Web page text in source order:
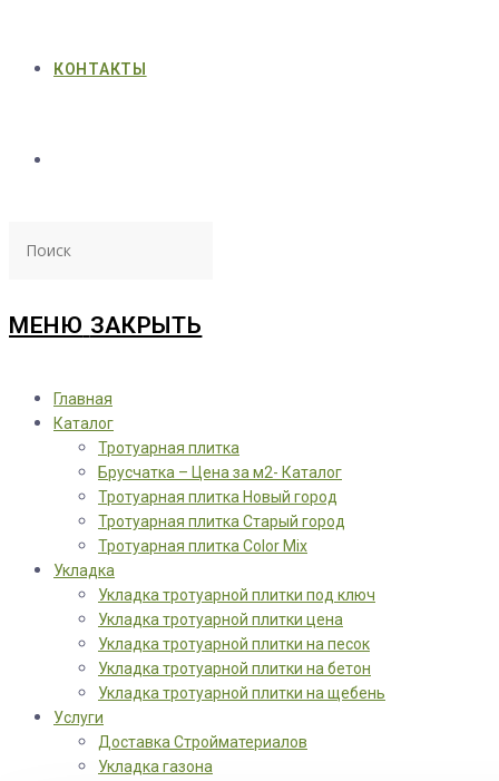
КОНТАКТЫ
МЕНЮ ЗАКРЫТЬ
Главная
Каталог
Тротуарная плитка
Брусчатка – Цена за м2- Каталог
Тротуарная плитка Новый город
Тротуарная плитка Старый город
Тротуарная плитка Color Mix
Укладка
Укладка тротуарной плитки под ключ
Укладка тротуарной плитки цена
Укладка тротуарной плитки на песок
Укладка тротуарной плитки на бетон
Укладка тротуарной плитки на щебень
Услуги
Доставка Стройматериалов
Укладка газона